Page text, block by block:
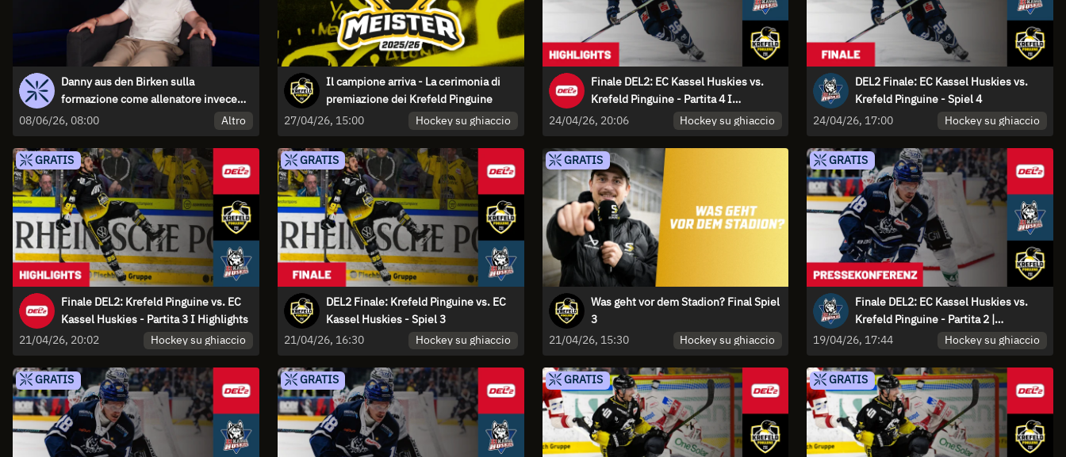
Danny aus den Birken sulla
formazione come allenatore invece
che sui tacchi e sull'influenza della
sua cugina
08/06/26, 08:00 Altro
Il campione arriva - La cerimonia di
premiazione dei Krefeld Pinguine
27/04/26, 15:00
Hockey su ghiaccio
Finale DEL2: EC Kassel Huskies vs.
Krefeld Pinguine - Partita 4 I
Highlights
24/04/26, 20:06 Hockey su ghiaccio
DEL2 Finale: EC Kassel Huskies vs.
Krefeld Pinguine - Spiel 4
24/04/26, 17:00
Hockey su ghiaccio
GRATIS
Finale DEL2: Krefeld Pinguine vs. EC
Kassel Huskies - Partita 3 I Highlights
21/04/26, 20:02
Hockey su ghiaccio
GRATIS
DEL2 Finale: Krefeld Pinguine vs. EC
Kassel Huskies - Spiel 3
21/04/26, 16:30
Hockey su ghiaccio
GRATIS
Was geht vor dem Stadion? Final Spiel
3
21/04/26, 15:30
Hockey su ghiaccio
GRATIS
Finale DEL2: EC Kassel Huskies vs.
Krefeld Pinguine - Partita 2 |
Conferenza stampa
19/04/26, 17:44 Hockey su ghiaccio
GRATIS GRATIS GRATIS GRATIS